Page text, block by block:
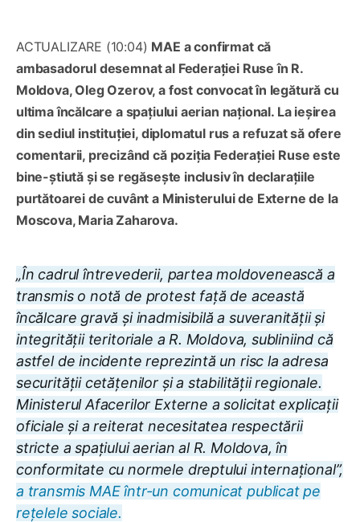
ACTUALIZARE (10:04) MAE a confirmat că
ambasadorul desemnat al Federației Ruse în R.
Moldova, Oleg Ozerov, a fost convocat în legătură cu
ultima încălcare a spațiului aerian național. La ieșirea
din sediul instituției, diplomatul rus a refuzat să ofere
comentarii, precizând că poziția Federației Ruse este
bine-știută și se regăsește inclusiv în declarațiile
purtătoarei de cuvânt a Ministerului de Externe de la
Moscova, Maria Zaharova.
„În cadrul întrevederii, partea moldovenească a
transmis o notă de protest față de această
încălcare gravă și inadmisibilă a suveranității și
integrității teritoriale a R. Moldova, subliniind că
astfel de incidente reprezintă un risc la adresa
securității cetățenilor și a stabilității regionale.
Ministerul Afacerilor Externe a solicitat explicații
oficiale și a reiterat necesitatea respectării
stricte a spațiului aerian al R. Moldova, în
conformitate cu normele dreptului internațional”,
a transmis MAE într-un comunicat publicat pe
rețelele sociale.